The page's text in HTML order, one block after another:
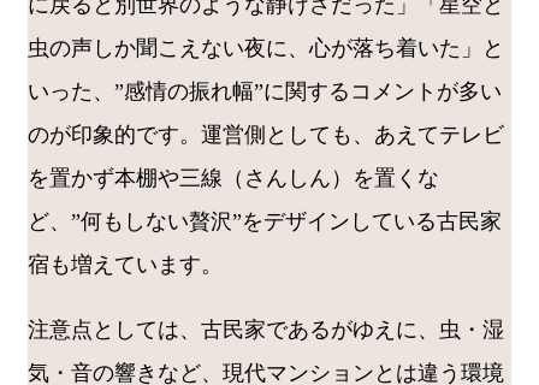
虫の声しか聞こえない夜に、心が落ち着いた」と
いった、”感情の振れ幅”に関するコメントが多い
のが印象的です。運営側としても、あえてテレビ
を置かず本棚や三線（さんしん）を置くな
ど、”何もしない贅沢”をデザインしている古民家
宿も増えています。
注意点としては、古民家であるがゆえに、虫・湿
気・音の響きなど、現代マンションとは違う環境